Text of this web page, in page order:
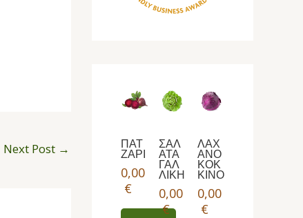
Next Post →
ΠΑΤ
ΖΑΡΙ
0,00
€
ΣΑΛ
ΑΤΑ
ΓΑΛ
ΛΙΚΗ
0,00
€
ΛΑΧ
ΑΝΟ
ΚΟΚ
ΚΙΝΟ
0,00
€